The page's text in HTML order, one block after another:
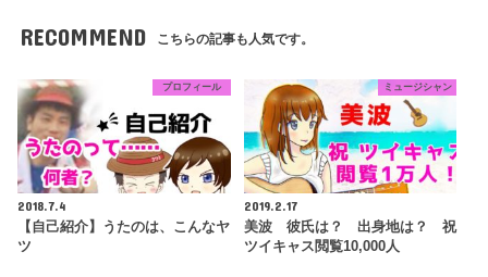
RECOMMEND こちらの記事も人気です。
プロフィール
2018.7.4
【自己紹介】うたのは、こんなヤ
ツ
ミュージシャン
2019.2.17
美波 彼氏は？ 出身地は？ 祝
ツイキャス閲覧10,000人